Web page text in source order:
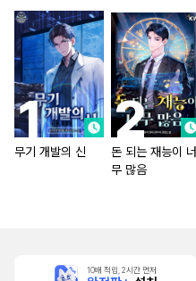
무기 개발의 신
돈 되는 재능이 너
무 많음
10배 적립, 2시간 먼저